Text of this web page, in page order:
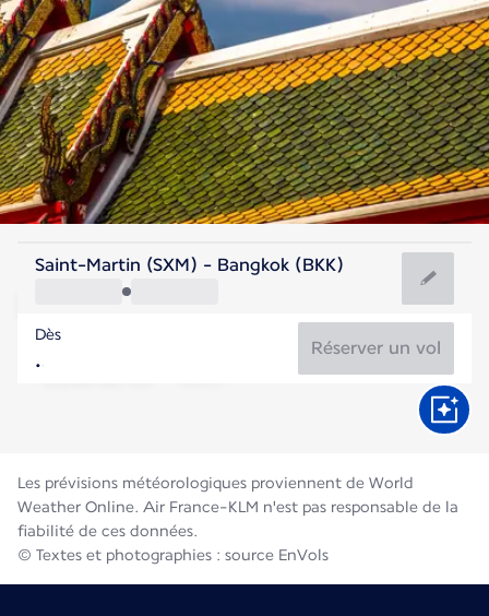
Thailande
Bangkok
Thailande
Saint-Martin (SXM) - Bangkok (BKK)
Dès
Réserver un vol
Les prévisions météorologiques proviennent de World
Weather Online. Air France-KLM n'est pas responsable de la
fiabilité de ces données.
© Textes et photographies : source EnVols